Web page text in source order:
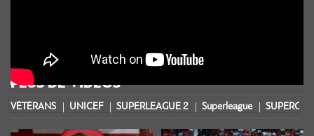
PLUS DE VIDÉOS
VÉTÉRANS UNICEF SUPERLEAGUE 2 Superleague